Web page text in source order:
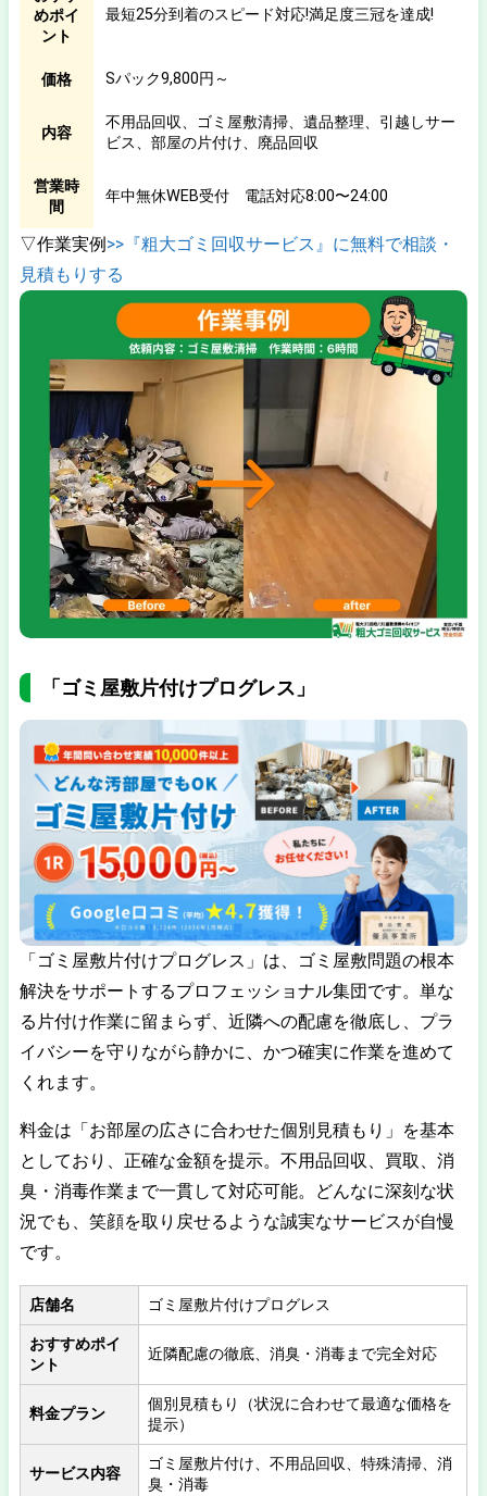
めポイ
ント
最短25分到着のスピード対応!満足度三冠を達成!
価格 Sパック9,800円～
内容
不用品回収、ゴミ屋敷清掃、遺品整理、引越しサー
ビス、部屋の片付け、廃品回収
営業時
間
年中無休WEB受付 電話対応8:00〜24:00
▽作業実例 >>『粗大ゴミ回収サービス』に無料で相談・
見積もりする
「ゴミ屋敷片付けプログレス」
「ゴミ屋敷片付けプログレス」は、ゴミ屋敷問題の根本
解決をサポートするプロフェッショナル集団です。単な
る片付け作業に留まらず、近隣への配慮を徹底し、プラ
イバシーを守りながら静かに、かつ確実に作業を進めて
くれます。
料金は「お部屋の広さに合わせた個別見積もり」を基本
としており、正確な金額を提示。不用品回収、買取、消
臭・消毒作業まで一貫して対応可能。どんなに深刻な状
況でも、笑顔を取り戻せるような誠実なサービスが自慢
です。
店舗名 ゴミ屋敷片付けプログレス
おすすめポイ
ント
近隣配慮の徹底、消臭・消毒まで完全対応
料金プラン
個別見積もり（状況に合わせて最適な価格を
提示）
サービス内容
ゴミ屋敷片付け、不用品回収、特殊清掃、消
臭・消毒